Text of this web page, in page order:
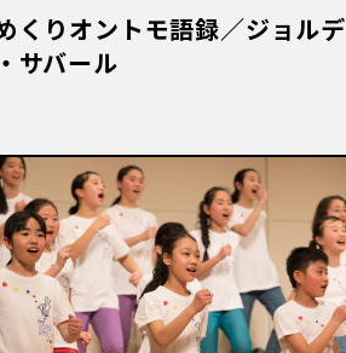
くりオントモ語録／ジョルデ
サバール